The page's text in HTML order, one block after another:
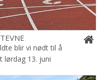
blir vi nødt til å
lørdag 13. juni